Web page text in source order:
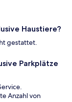
Haustiere?
gestattet.
Parkplätze
Anzahl von